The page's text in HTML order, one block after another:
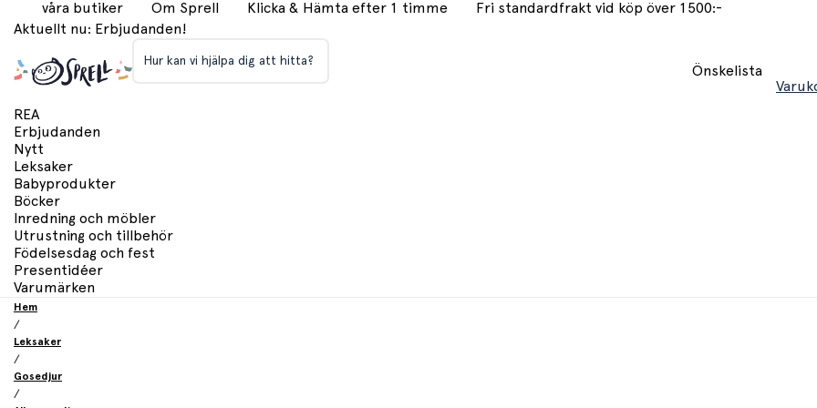
våra butiker Om Sprell Klicka & Hämta efter 1 timme
Fri standardfrakt vid köp över 1500:-
Aktuellt nu: Erbjudanden!
Hur kan vi hjälpa dig att hitta?
Önskelista
REA
Erbjudanden
Nytt
Leksaker
Babyprodukter
Böcker
Inredning och möbler
Utrustning och tillbehör
Födelsesdag och fest
Presentidéer
Varumärken
Hem
/
Leksaker
/
Gosedjur
/